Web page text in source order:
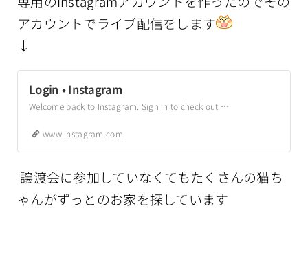
アカウントでライブ配信をします
↓
Login • Instagram
Welcome back to Instagram. Sign in to check out what your friends, family & interests have been capturing & sharing around the world.
www.instagram.com
譲渡会に参加していなくてもたくさんの猫ち
ゃんがずっとのお家を探しています